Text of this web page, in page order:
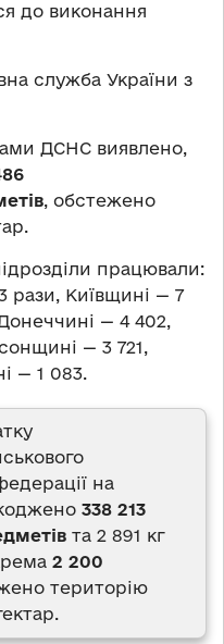
до виконання
служба України з
ДСНС виявлено,
, обстежено
працювали:
рази, Київщині — 7
— 4 402,
— 3 721,
— 1 083.
на
338 213
та 2 891 кг
2 200
територію